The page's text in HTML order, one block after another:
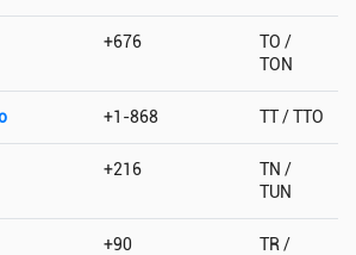
+676
TO /
TON
+1-868 TT / TTO
+216
TN /
TUN
+90
TR /